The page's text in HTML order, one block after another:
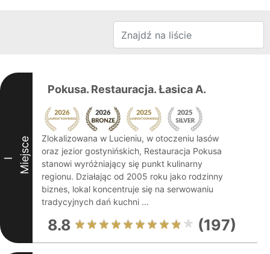
I Miejsce
Pokusa. Restauracja. Łasica A.
Zlokalizowana w Lucieniu, w otoczeniu lasów
oraz jezior gostynińskich, Restauracja Pokusa
stanowi wyróżniający się punkt kulinarny
regionu. Działając od 2005 roku jako rodzinny
biznes, lokal koncentruje się na serwowaniu
tradycyjnych dań kuchni ...
8.8 (197)